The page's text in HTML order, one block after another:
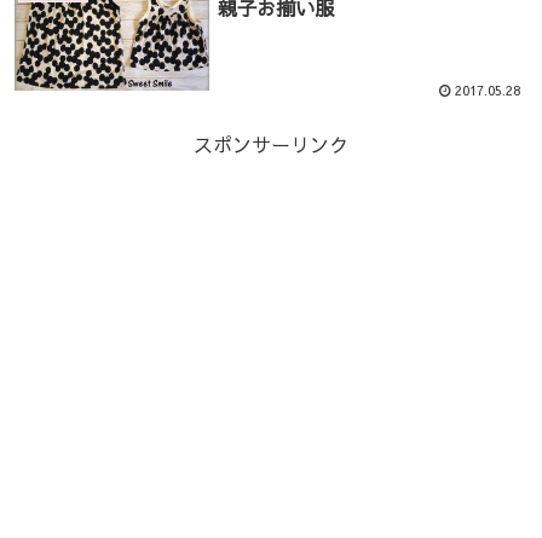
親子お揃い服
2017.05.28
スポンサーリンク